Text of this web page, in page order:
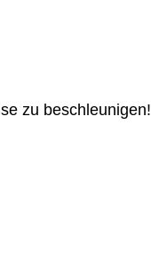
zu beschleunigen!